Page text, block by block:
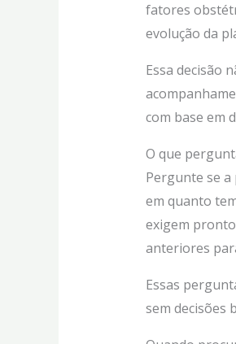
fatores
evolução da
Essa decisão
com base em
O que
Pergunte se a
em quanto
exigem
anteriores
Essas
sem decisões